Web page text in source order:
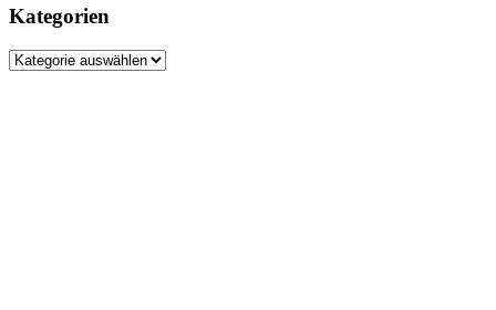
Kategorien
Kategorien